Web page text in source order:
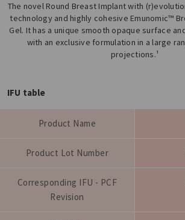
The novel Round Breast Implant with
technology and highly cohesive Emunomic™
Gel. It has a unique smooth opaque surface
with an exclusive formulation in a large
projections.¹
IFU table
Product Name
Product Lot Number
Corresponding IFU - PCF
Revision